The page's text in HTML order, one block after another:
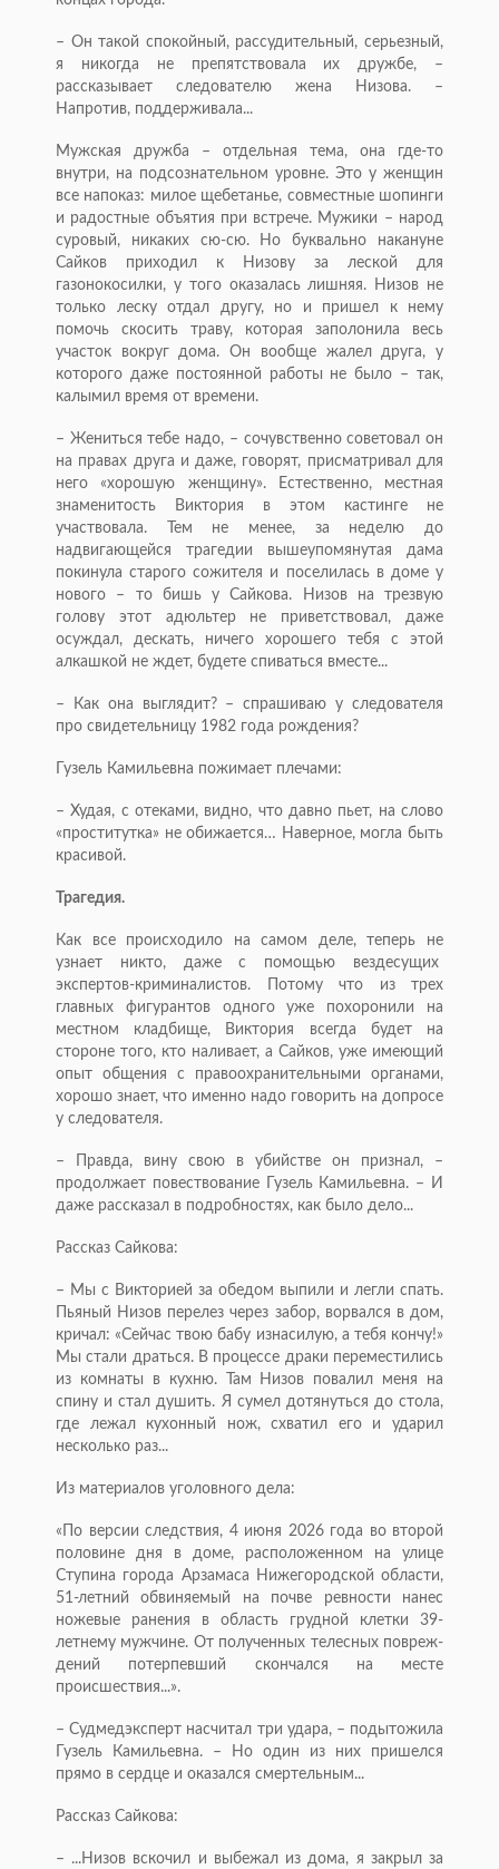
– Он такой спокойный, рассудительный, серьезный,
я никогда не препятствовала их дружбе, –
рассказывает следователю жена Низова. –
Напротив, поддерживала...
Мужская дружба – отдельная тема, она где-то
внутри, на подсознательном уровне. Это у женщин
все напоказ: милое щебетанье, совместные шопинги
и радостные объятия при встрече. Мужики – народ
суровый, никаких сю-сю. Но буквально накануне
Сайков приходил к Низову за леской для
газонокосилки, у того оказалась лишняя. Низов не
только леску отдал другу, но и пришел к нему
помочь скосить траву, которая заполонила весь
участок вокруг дома. Он вообще жалел друга, у
которого даже постоянной работы не было – так,
калымил время от времени.
– Жениться тебе надо, – сочувственно советовал он
на правах друга и даже, говорят, присматривал для
него «хорошую женщину». Естественно, местная
знаменитость Виктория в этом кастинге не
участвовала. Тем не менее, за неделю до
надвигающейся трагедии вышеупомянутая дама
покинула старого сожителя и поселилась в доме у
нового – то бишь у Сайкова. Низов на трезвую
голову этот адюльтер не приветствовал, даже
осуждал, дескать, ничего хорошего тебя с этой
алкашкой не ждет, будете спиваться вместе...
– Как она выглядит? – спрашиваю у следователя
про свидетельницу 1982 года рождения?
Гузель Камильевна пожимает плечами:
– Худая, с отеками, видно, что давно пьет, на слово
«проститутка» не обижается… Наверное, могла быть
красивой.
Трагедия.
Как все происходило на самом деле, теперь не
узнает никто, даже с помощью вездесущих
экспертов-криминалистов. Потому что из трех
главных фигурантов одного уже похоронили на
местном кладбище, Виктория всегда будет на
стороне того, кто наливает, а Сайков, уже имеющий
опыт общения с правоохранительными органами,
хорошо знает, что именно надо говорить на допросе
у следователя.
– Правда, вину свою в убийстве он признал, –
продолжает повествование Гузель Камильевна. – И
даже рассказал в подробностях, как было дело...
Рассказ Сайкова:
– Мы с Викторией за обедом выпили и легли спать.
Пьяный Низов перелез через забор, ворвался в дом,
кричал: «Сейчас твою бабу изнасилую, а тебя кончу!»
Мы стали драться. В процессе драки пере­местились
из комнаты в кухню. Там Низов повалил меня на
спину и стал душить. Я сумел дотянуться до стола,
где лежал кухонный нож, схватил его и ударил
несколько раз...
Из материалов уголовного дела:
«По версии следствия, 4 июня 2026 года во второй
половине дня в доме, расположенном на улице
Ступина города Арзамаса Нижегородской области,
51-летний обвиняемый на почве ревности нанес
ножевые ранения в область грудной клетки 39-
летнему мужчине. От полученных телесных повреж­
дений потерпевший скончался на месте
происшествия...».
– Судмедэксперт насчитал три удара, – подытожила
Гузель Камильевна. – Но один из них пришелся
прямо в сердце и оказался смертельным...
Рассказ Сайкова:
– ...Низов вскочил и выбежал из дома, я закрыл за